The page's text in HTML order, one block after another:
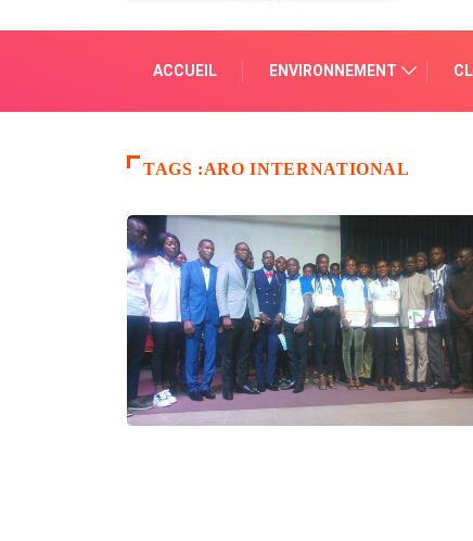
ACCUEIL ENVIRONNEMENT
TAGS :ARO INTERNATIONAL